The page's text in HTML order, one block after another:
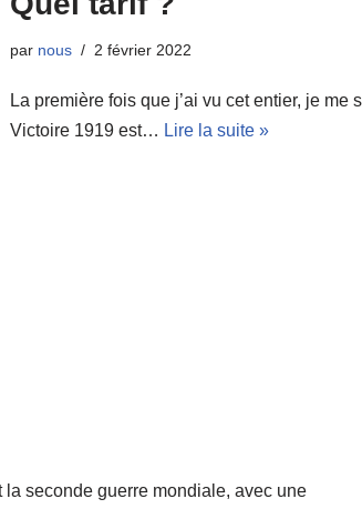
par nous 2 février 2022
La première fois que j’ai vu cet entier, je
Victoire 1919 est… Lire la suite »
seconde guerre mondiale, avec une